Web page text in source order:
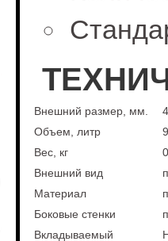
Внешний размер, мм.
Объем, литр
9
Вес, кг
Внешний вид
Материал
Боковые стенки
Вкладываемый